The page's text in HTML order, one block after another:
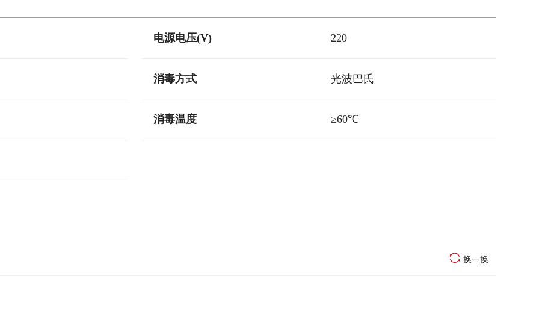
电源电压(V) 220
消毒方式 光波巴氏
消毒温度 ≥60℃
换一换